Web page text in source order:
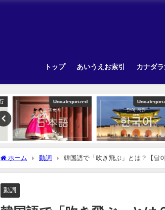
トップ あいうえお索引 カナダラ
Uncategorized Uncategorized
ホーム 動詞 韓国語で「吹き飛ぶ」とは？【달
動詞